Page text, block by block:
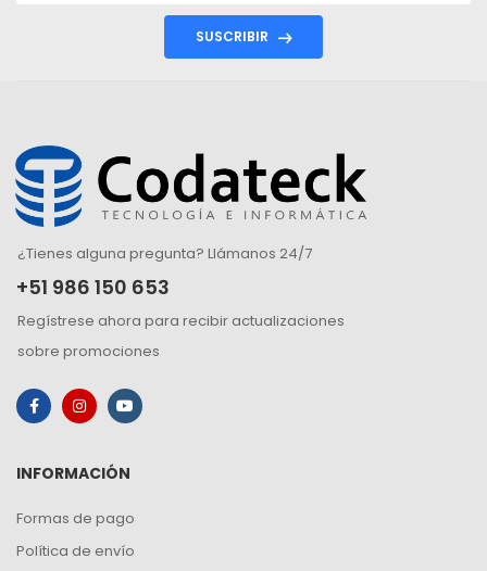
SUSCRIBIR
¿Tienes alguna pregunta? Llámanos 24/7
+51 986 150 653
Regístrese ahora para recibir actualizaciones
sobre promociones
INFORMACIÓN
Formas de pago
Política de envío